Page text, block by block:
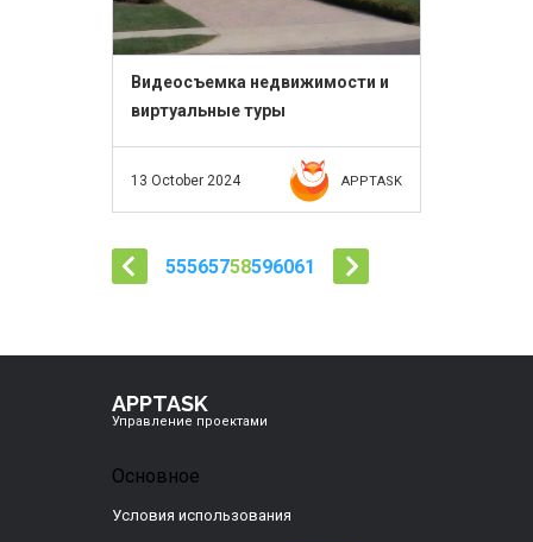
Видеосъемка недвижимости и
виртуальные туры
13 October 2024 APPTASK
55565758596061
APPTASK
Управление проектами
Основное
Условия использования